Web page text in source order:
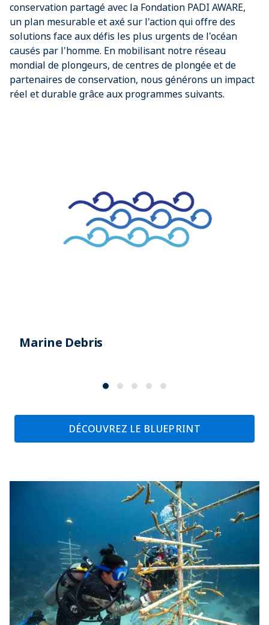
conservation partagé avec la Fondation PADI AWARE,
un plan mesurable et axé sur l'action qui offre des
solutions face aux défis les plus urgents de l'océan
causés par l'homme. En mobilisant notre réseau
mondial de plongeurs, de centres de plongée et de
partenaires de conservation, nous générons un impact
réel et durable grâce aux programmes suivants.
Marine Debris
DÉCOUVREZ LE BLUEPRINT